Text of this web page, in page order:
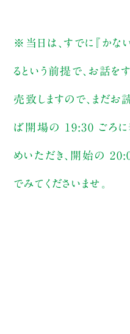
※当日は、すでに『かな
るという前提で、お話を
売致しますので、まだお
ば開場の 19:30 ごろに
めいただき、開始の
でみてくださいませ。